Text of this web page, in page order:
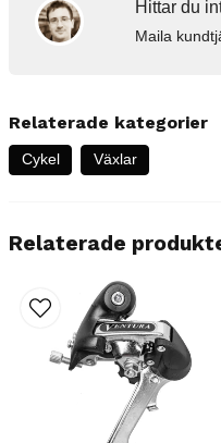
Hittar du
Maila
Relaterade kategorier
Cykel Växlar
Relaterade